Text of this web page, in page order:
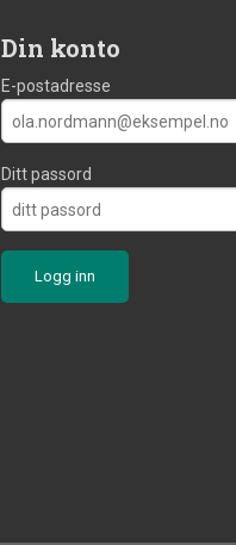
Din konto
E-postadresse
Ditt passord